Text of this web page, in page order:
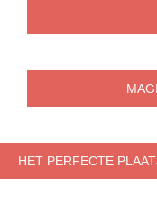
HET PERFECTE